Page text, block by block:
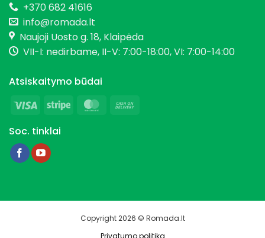
+370 682 41616
info@romada.lt
Naujoji Uosto g. 18, Klaipėda
VII-I: nedirbame, II-V: 7:00-18:00, VI: 7:00-14:00
Atsiskaitymo būdai
Visa
Stripe MasterCard
Soc. tinklai
Copyright 2026 © Romada.lt